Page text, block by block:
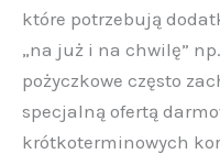
które potrzebują
„na już i na chwilę”
pożyczkowe często
specjalną ofertą
krótkoterminowych